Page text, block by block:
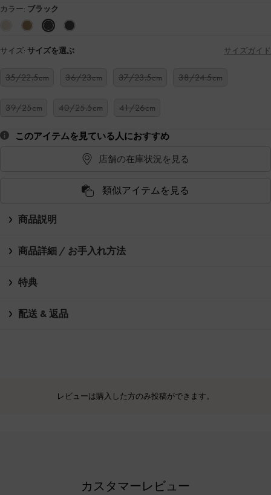
カラー: ブラック
サイズ: サイズを選ぶ サイズガイド
35/22.5cm 36/23cm 37/23.5cm 38/24.5cm
39/25cm 40/25.5cm 41/26cm
このアイテムを見ている人におすすめ
店舗の在庫状況を見る
類似アイテムを見る
商品説明
商品詳細 / お手入れ方法
特典
配送 & 返品
レビューは購入した方のみ投稿ができます。
カスタマーレビュー